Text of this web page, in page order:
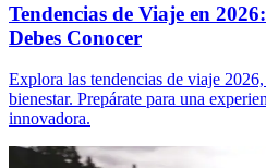
Tendencias de Viaje en
Debes Conocer
Explora las tendencias de viaje
bienestar. Prepárate para una
innovadora.